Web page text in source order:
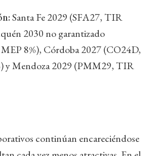
Santa Fe 2029 (SFA27, TIR
2030 no garantizado
8%), Córdoba 2027 (CO24D,
y Mendoza 2029 (PMM29, TIR
continúan encareciéndose